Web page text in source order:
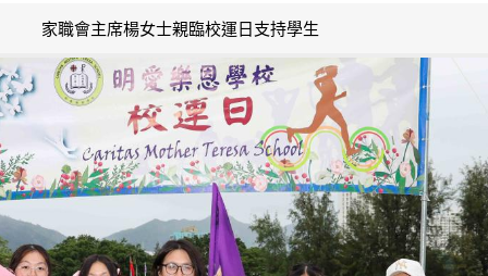
家職會主席楊女士親臨校運日支持學生